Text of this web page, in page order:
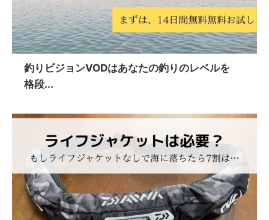
釣りビジョンVODはあなたの釣りのレベルを
格段...